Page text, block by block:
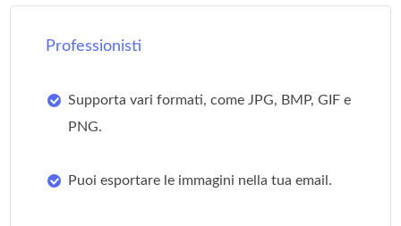
Professionisti
Supporta vari formati, come JPG, BMP, GIF e
PNG.
Puoi esportare le immagini nella tua email.